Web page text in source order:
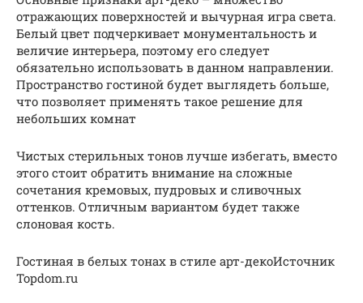
отражающих поверхностей и вычурная игра света.
Белый цвет подчеркивает монументальность и
величие интерьера, поэтому его следует
обязательно использовать в данном направлении.
Пространство гостиной будет выглядеть больше,
что позволяет применять такое решение для
небольших комнат
Чистых стерильных тонов лучше избегать, вместо
этого стоит обратить внимание на сложные
сочетания кремовых, пудровых и сливочных
оттенков. Отличным вариантом будет также
слоновая кость.
Гостиная в белых тонах в стиле арт-декоИсточник
Topdom.ru